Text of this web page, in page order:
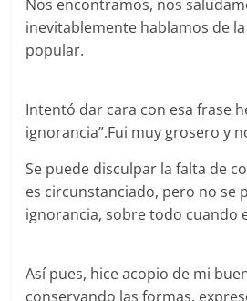
Nos encontramos, nos
inevitablemente hablamos de
popular.
Intentó dar cara con esa frase
ignorancia”.Fui muy grosero y
Se puede disculpar la falta de
es circunstanciado, pero no se
ignorancia, sobre todo cuando
Así pues, hice acopio de mi
conservando las formas,